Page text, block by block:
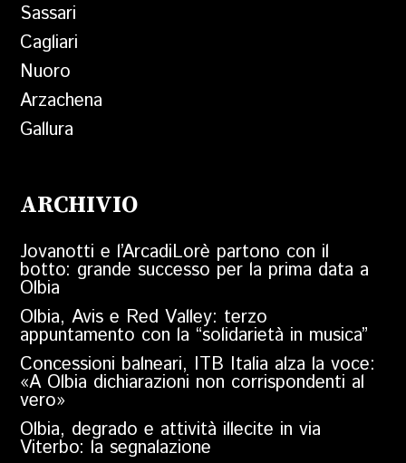
Sassari
Cagliari
Nuoro
Arzachena
Gallura
ARCHIVIO
Jovanotti e l’ArcadiLorè partono con il
botto: grande successo per la prima data a
Olbia
Olbia, Avis e Red Valley: terzo
appuntamento con la “solidarietà in musica”
Concessioni balneari, ITB Italia alza la voce:
«A Olbia dichiarazioni non corrispondenti al
vero»
Olbia, degrado e attività illecite in via
Viterbo: la segnalazione